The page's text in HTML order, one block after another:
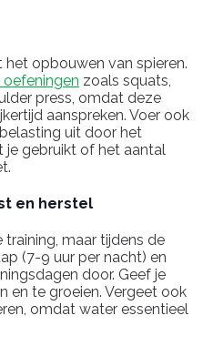
opbouwen van spieren.
zoals squats,
press, omdat deze
aanspreken. Voer ook
uit door het
je gebruikt of het aantal
en herstel
training, maar tijdens de
(7-9 uur per nacht) en
door. Geef je
en te groeien. Vergeet ook
omdat water essentieel